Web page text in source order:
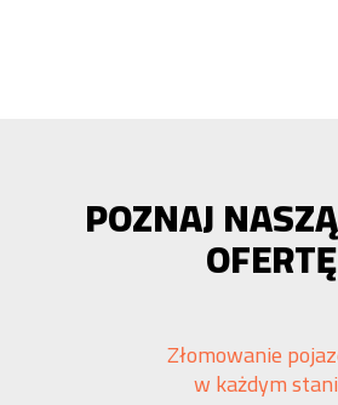
POZNAJ
OFERTĘ
Złomowanie
w każdym